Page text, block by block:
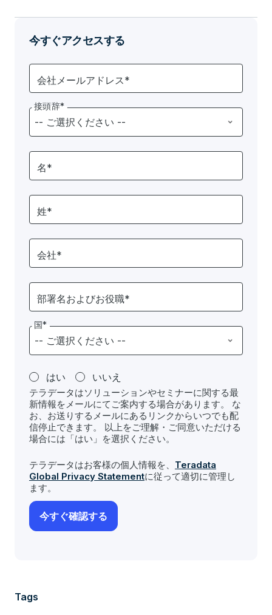
今すぐアクセスする
会社メールアドレス*
接頭辞*
名*
姓*
会社*
部署名およびお役職*
国*
はい いいえ
テラデータはソリューションやセミナーに関する最
新情報をメールにてご案内する場合があります。 な
お、お送りするメールにあるリンクからいつでも配
信停止できます。 以上をご理解・ご同意いただける
場合には「はい」を選択ください。
テラデータはお客様の個人情報を、 Teradata
Global Privacy Statementに従って適切に管理し
ます。
Tags